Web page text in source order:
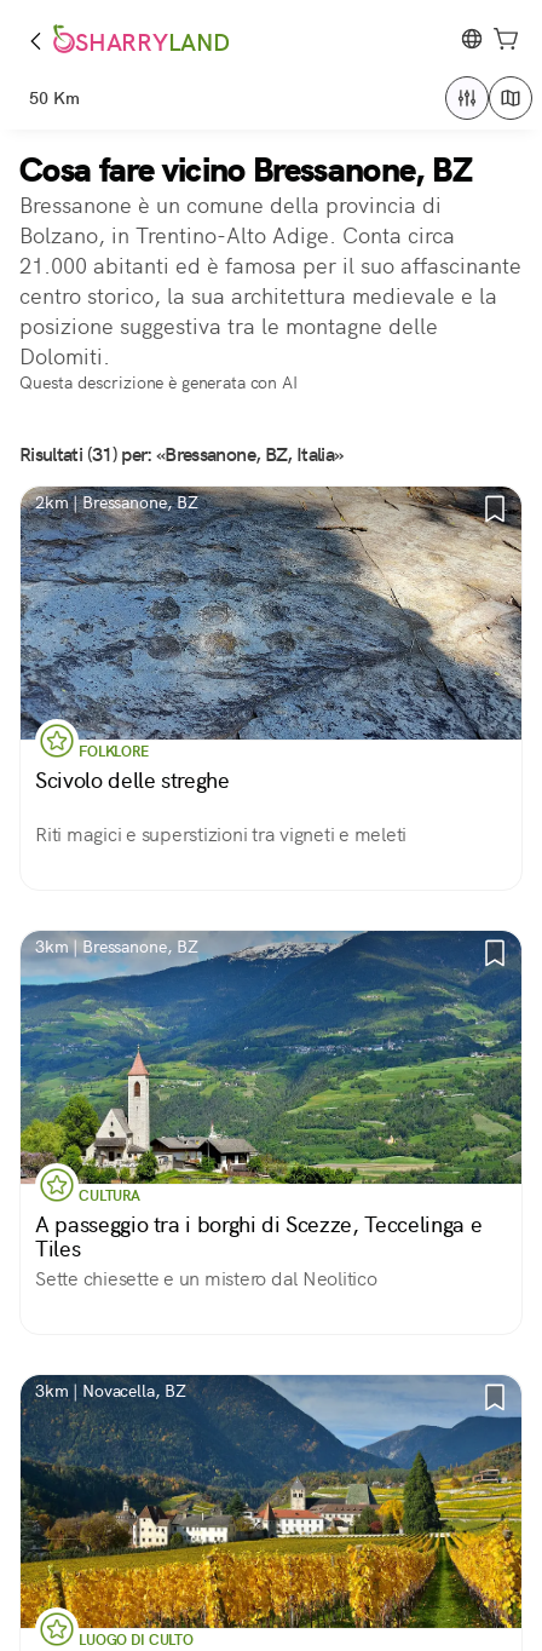
SHARRYLAND
50 Km
Cosa fare vicino Bressanone, BZ
Bressanone è un comune della provincia di
Bolzano, in Trentino-Alto Adige. Conta circa
21.000 abitanti ed è famosa per il suo affascinante
centro storico, la sua architettura medievale e la
posizione suggestiva tra le montagne delle
Dolomiti.
Questa descrizione è generata con AI
Risultati (31) per: «Bressanone, BZ, Italia»
2km | Bressanone, BZ
FOLKLORE
Scivolo delle streghe
Riti magici e superstizioni tra vigneti e meleti
3km | Bressanone, BZ
CULTURA
A passeggio tra i borghi di Scezze, Teccelinga e
Tiles
Sette chiesette e un mistero dal Neolitico
3km | Novacella, BZ
LUOGO DI CULTO